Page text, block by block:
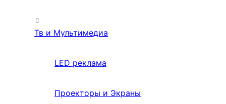
Тв и Мультимедиа
LED реклама
Проекторы и Экраны